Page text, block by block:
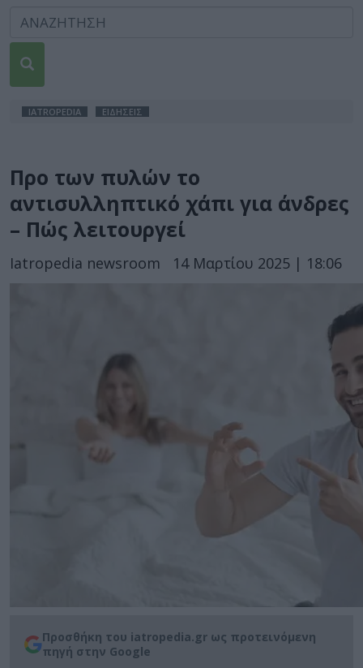
IATROPEDIA ΕΙΔΗΣΕΙΣ
Προ των πυλών το
αντισυλληπτικό χάπι για άνδρες
– Πώς λειτουργεί
Iatropedia newsroom 14 Μαρτίου 2025 | 18:06
Προσθήκη του iatropedia.gr ως προτεινόμενη
πηγή στην Google